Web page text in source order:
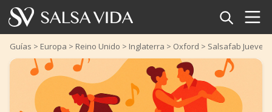
Inicio
Eventos
Noticias
Guías > Europa > Reino Unido > Inglaterra > Oxford > Salsafab Jueves